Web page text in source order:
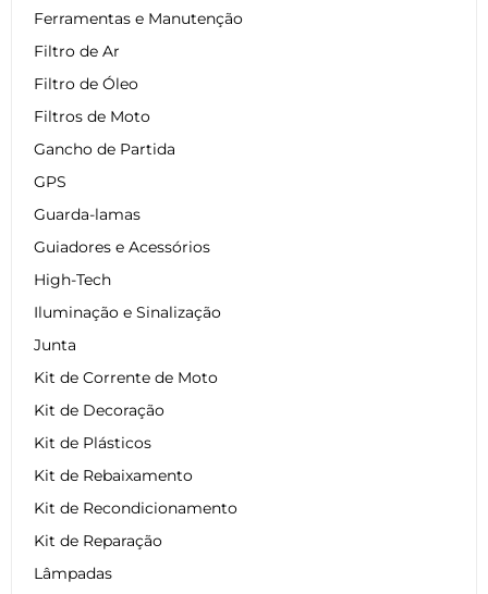
Ferramentas e Manutenção
Filtro de Ar
Filtro de Óleo
Filtros de Moto
Gancho de Partida
GPS
Guarda-lamas
Guiadores e Acessórios
High-Tech
Iluminação e Sinalização
Junta
Kit de Corrente de Moto
Kit de Decoração
Kit de Plásticos
Kit de Rebaixamento
Kit de Recondicionamento
Kit de Reparação
Lâmpadas